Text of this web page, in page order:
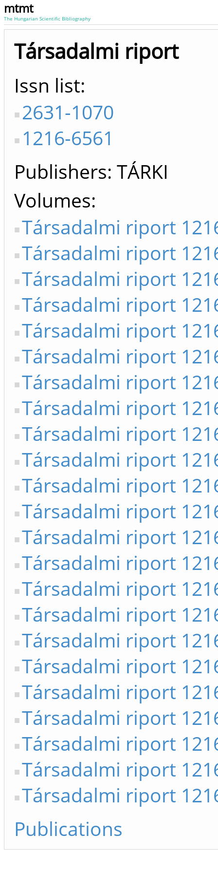
mtmt
The Hungarian Scientific Bibliography
Társadalmi riport
Issn list
2631-1070
1216-6561
Publishers TÁRKI
Volumes
Társadalmi riport
Társadalmi riport
Társadalmi riport
Társadalmi riport
Társadalmi riport
Társadalmi riport
Társadalmi riport
Társadalmi riport
Társadalmi riport
Társadalmi riport
Társadalmi riport
Társadalmi riport
Társadalmi riport
Társadalmi riport
Társadalmi riport
Társadalmi riport
Társadalmi riport
Társadalmi riport
Társadalmi riport
Társadalmi riport
Társadalmi riport
Társadalmi riport
Társadalmi riport
Publications